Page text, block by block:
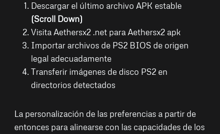
Descargar el último archivo APK estable
(Scroll Down)
Visita Aethersx2 .net para Aethersx2 apk
Importar archivos de PS2 BIOS de origen
legal adecuadamente
Transferir imágenes de disco PS2 en
directorios detectados
La personalización de las preferencias a partir de
entonces para alinearse con las capacidades de los